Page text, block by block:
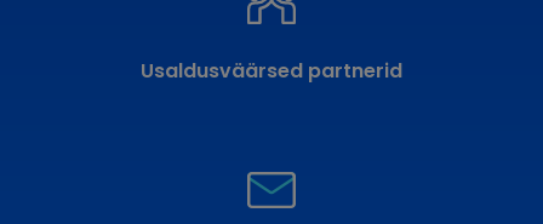
Usaldusväärsed partnerid